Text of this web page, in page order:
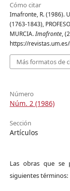
Cómo citar
Imafronte, R. (1986).
(1763-1843),
MURCIA.Imafronte,
https://
Más formatos de
Número
Núm. 2 (1986)
Sección
Artículos
Las obras que se
siguientes términos: